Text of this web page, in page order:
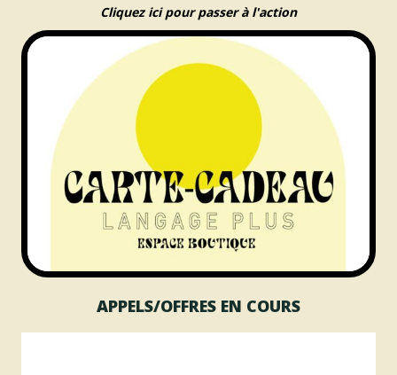
Cliquez ici pour passer à l'action
APPELS/OFFRES EN COURS